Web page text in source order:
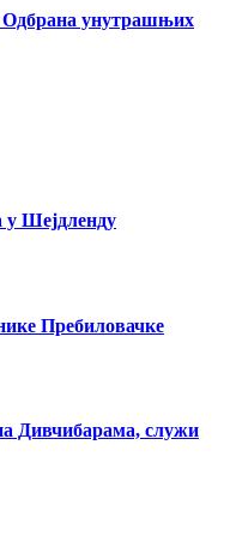
унутрашњих
у Шејдленду
Пребиловачке
Дивчибарама, служи